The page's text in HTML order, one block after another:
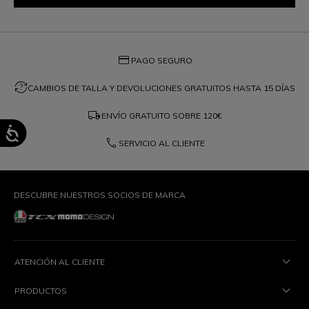
credit_card PAGO SEGURO
question_exchangeCAMBIOS DE TALLA Y DEVOLUCIONES GRATUITOS HASTA 15 DÍAS
local_shipping ENVÍO GRATUITO SOBRE 120€
phone SERVICIO AL CLIENTE
DESCUBRE NUESTROS SOCIOS DE MARCA
ATENCIÓN AL CLIENTE
PRODUCTOS